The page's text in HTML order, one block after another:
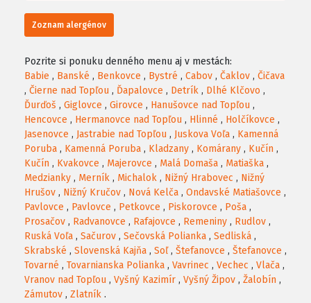
Zoznam alergénov
Pozrite si ponuku denného menu aj v mestách:
Babie , Banské , Benkovce , Bystré , Cabov , Čaklov , Čičava
, Čierne nad Topľou , Ďapalovce , Detrík , Dlhé Klčovo ,
Ďurďoš , Giglovce , Girovce , Hanušovce nad Topľou ,
Hencovce , Hermanovce nad Topľou , Hlinné , Holčíkovce ,
Jasenovce , Jastrabie nad Topľou , Juskova Voľa , Kamenná
Poruba , Kamenná Poruba , Kladzany , Komárany , Kučín ,
Kučín , Kvakovce , Majerovce , Malá Domaša , Matiaška ,
Medzianky , Merník , Michalok , Nižný Hrabovec , Nižný
Hrušov , Nižný Kručov , Nová Kelča , Ondavské Matiašovce ,
Pavlovce , Pavlovce , Petkovce , Piskorovce , Poša ,
Prosačov , Radvanovce , Rafajovce , Remeniny , Rudlov ,
Ruská Voľa , Sačurov , Sečovská Polianka , Sedliská ,
Skrabské , Slovenská Kajňa , Soľ, Štefanovce , Štefanovce ,
Tovarné , Tovarnianska Polianka , Vavrinec , Vechec , Vlača ,
Vranov nad Topľou , Vyšný Kazimír , Vyšný Žipov , Žalobín ,
Zámutov , Zlatník .